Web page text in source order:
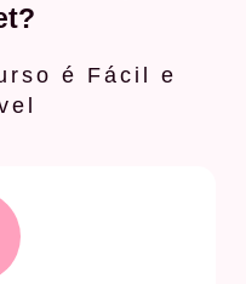
é Fácil e